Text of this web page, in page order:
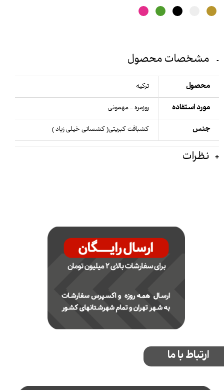
مشخصات محصول
محصول ترکیه
مورد استفاده روزمره - مهمونی
جنس کشبافت کبریتی( کشسانی خیلی زیاد )
نظرات
ارتباط با ما